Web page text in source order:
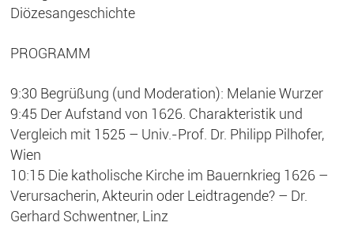
Diözesangeschichte
PROGRAMM
9:30 Begrüßung (und Moderation): Melanie Wurzer
9:45 Der Aufstand von 1626. Charakteristik und
Vergleich mit 1525 – Univ.-Prof. Dr. Philipp Pilhofer,
Wien
10:15 Die katholische Kirche im Bauernkrieg 1626 –
Verursacherin, Akteurin oder Leidtragende? – Dr.
Gerhard Schwentner, Linz